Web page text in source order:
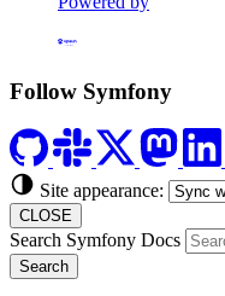
Follow Symfony
Site appearance:
CLOSE
Search Symfony Docs
Search